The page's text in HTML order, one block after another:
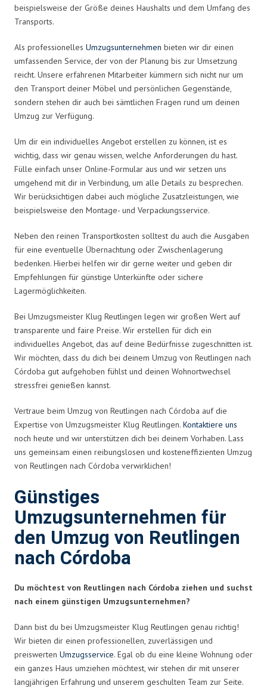
beispielsweise der Größe deines Haushalts und dem Umfang des
Transports.
Als professionelles Umzugsunternehmen bieten wir dir einen
umfassenden Service, der von der Planung bis zur Umsetzung
reicht. Unsere erfahrenen Mitarbeiter kümmern sich nicht nur um
den Transport deiner Möbel und persönlichen Gegenstände,
sondern stehen dir auch bei sämtlichen Fragen rund um deinen
Umzug zur Verfügung.
Um dir ein individuelles Angebot erstellen zu können, ist es
wichtig, dass wir genau wissen, welche Anforderungen du hast.
Fülle einfach unser Online-Formular aus und wir setzen uns
umgehend mit dir in Verbindung, um alle Details zu besprechen.
Wir berücksichtigen dabei auch mögliche Zusatzleistungen, wie
beispielsweise den Montage- und Verpackungsservice.
Neben den reinen Transportkosten solltest du auch die Ausgaben
für eine eventuelle Übernachtung oder Zwischenlagerung
bedenken. Hierbei helfen wir dir gerne weiter und geben dir
Empfehlungen für günstige Unterkünfte oder sichere
Lagermöglichkeiten.
Bei Umzugsmeister Klug Reutlingen legen wir großen Wert auf
transparente und faire Preise. Wir erstellen für dich ein
individuelles Angebot, das auf deine Bedürfnisse zugeschnitten ist.
Wir möchten, dass du dich bei deinem Umzug von Reutlingen nach
Córdoba gut aufgehoben fühlst und deinen Wohnortwechsel
stressfrei genießen kannst.
Vertraue beim Umzug von Reutlingen nach Córdoba auf die
Expertise von Umzugsmeister Klug Reutlingen. Kontaktiere uns
noch heute und wir unterstützen dich bei deinem Vorhaben. Lass
uns gemeinsam einen reibungslosen und kosteneffizienten Umzug
von Reutlingen nach Córdoba verwirklichen!
Günstiges
Umzugsunternehmen für
den Umzug von Reutlingen
nach Córdoba
Du möchtest von Reutlingen nach Córdoba ziehen und suchst
nach einem günstigen Umzugsunternehmen?
Dann bist du bei Umzugsmeister Klug Reutlingen genau richtig!
Wir bieten dir einen professionellen, zuverlässigen und
preiswerten Umzugsservice. Egal ob du eine kleine Wohnung oder
ein ganzes Haus umziehen möchtest, wir stehen dir mit unserer
langjährigen Erfahrung und unserem geschulten Team zur Seite.